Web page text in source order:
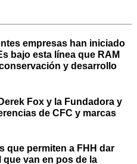
empresas han iniciado
bajo esta línea que RAM
y desarrollo
Fox y la Fundadora y
de CFC y marcas
que permiten a FHH dar
van en pos de la